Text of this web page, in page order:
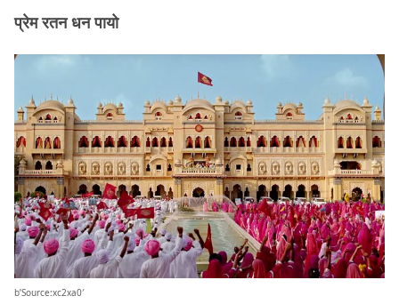
प्रेम रतन धन पायो
b’Source:xc2xa0′